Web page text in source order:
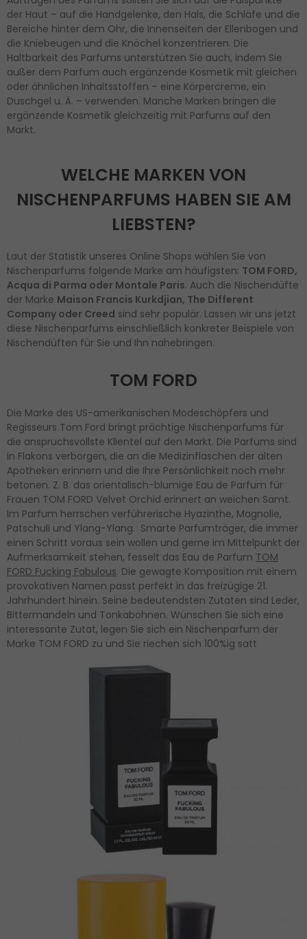
der Haut – auf die Handgelenke, den Hals, die Schläfe und die
Bereiche hinter dem Ohr, die Innenseiten der Ellenbogen und
die Kniebeugen und die Knöchel konzentrieren. Die
Haltbarkeit des Parfums unterstützen Sie auch, indem Sie
außer dem Parfum auch ergänzende Kosmetik mit gleichen
oder ähnlichen Inhaltsstoffen – eine Körpercreme, ein
Duschgel u. Ä. – verwenden. Manche Marken bringen die
ergänzende Kosmetik gleichzeitig mit Parfums auf den
Markt.
WELCHE MARKEN VON
NISCHENPARFUMS HABEN SIE AM
LIEBSTEN?
Laut der Statistik unseres Online Shops wählen Sie von
Nischenparfums folgende Marke am häufigsten: TOM FORD,
Acqua di Parma oder Montale Paris. Auch die Nischendüfte
der Marke Maison Francis Kurkdjian, The Different
Company oder Creed sind sehr populär. Lassen wir uns jetzt
diese Nischenparfums einschließlich konkreter Beispiele von
Nischendüften für Sie und Ihn nahebringen.
TOM FORD
Die Marke des US-amerikanischen Modeschöpfers und
Regisseurs Tom Ford bringt prächtige Nischenparfums für
die anspruchsvollste Klientel auf den Markt. Die Parfums sind
in Flakons verborgen, die an die Medizinflaschen der alten
Apotheken erinnern und die Ihre Persönlichkeit noch mehr
betonen. Z. B. das orientalisch-blumige Eau de Parfum für
Frauen TOM FORD Velvet Orchid erinnert an weichen Samt.
Im Parfum herrschen verführerische Hyazinthe, Magnolie,
Patschuli und Ylang-Ylang. Smarte Parfumträger, die immer
einen Schritt voraus sein wollen und gerne im Mittelpunkt der
Aufmerksamkeit stehen, fesselt das Eau de Parfum TOM
FORD Fucking Fabulous. Die gewagte Komposition mit einem
provokativen Namen passt perfekt in das freizügige 21.
Jahrhundert hinein. Seine bedeutendsten Zutaten sind Leder,
Bittermandeln und Tonkabohnen. Wünschen Sie sich eine
interessante Zutat, legen Sie sich ein Nischenparfum der
Marke TOM FORD zu und Sie riechen sich 100%ig satt